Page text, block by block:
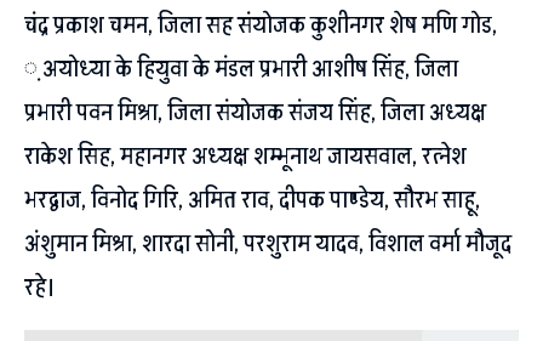
चंद्र प्रकाश चमन, जिला सह संयोजक कुशीनगर शेष मणि गोड,
़ अयोध्या के हियुवा के मंडल प्रभारी आशीष सिंह, जिला
प्रभारी पवन मिश्रा, जिला संयोजक संजय सिंह, जिला अध्यक्ष
राकेश सिह, महानगर अध्यक्ष शम्भूनाथ जायसवाल, रत्नेश
भरद्वाज, विनोद गिरि, अमित राव, दीपक पाण्डेय, सौरभ साहू,
अंशुमान मिश्रा, शारदा सोनी, परशुराम यादव, विशाल वर्मा मौजूद
रहे।